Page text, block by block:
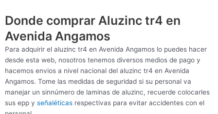
Donde comprar Aluzinc tr4 en
Avenida Angamos
Para adquirir el aluzinc tr4 en Avenida Angamos lo puedes hacer
desde esta web, nosotros tenemos diversos medios de pago y
hacemos envios a nivel nacional del aluzinc tr4 en Avenida
Angamos. Tome las medidas de seguridad si su personal va
manejar un sinnúmero de laminas de aluzinc, recuerde colocarles
sus epp y señaléticas respectivas para evitar accidentes con el